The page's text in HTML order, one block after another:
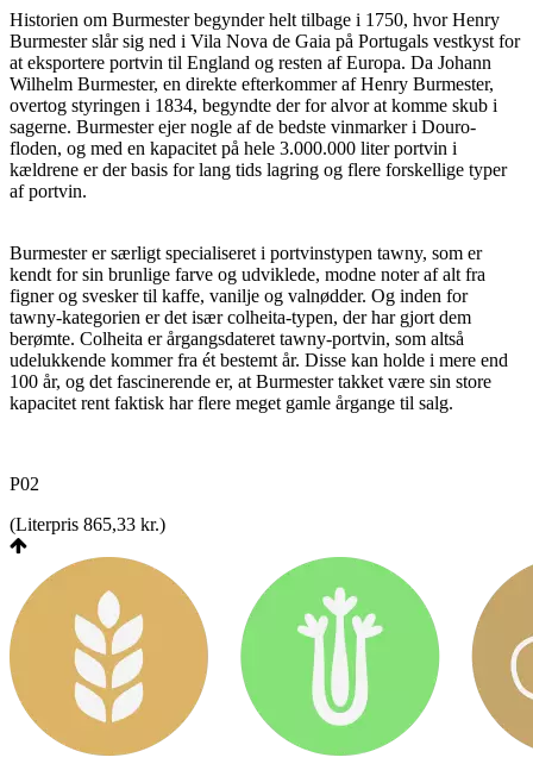
Historien om Burmester begynder helt tilbage i 1750, hvor Henry
Burmester slår sig ned i Vila Nova de Gaia på Portugals vestkyst for
at eksportere portvin til England og resten af Europa. Da Johann
Wilhelm Burmester, en direkte efterkommer af Henry Burmester,
overtog styringen i 1834, begyndte der for alvor at komme skub i
sagerne. Burmester ejer nogle af de bedste vinmarker i Douro-
floden, og med en kapacitet på hele 3.000.000 liter portvin i
kældrene er der basis for lang tids lagring og flere forskellige typer
af portvin.
Burmester er særligt specialiseret i portvinstypen tawny, som er
kendt for sin brunlige farve og udviklede, modne noter af alt fra
figner og svesker til kaffe, vanilje og valnødder. Og inden for
tawny-kategorien er det især colheita-typen, der har gjort dem
berømte. Colheita er årgangsdateret tawny-portvin, som altså
udelukkende kommer fra ét bestemt år. Disse kan holde i mere end
100 år, og det fascinerende er, at Burmester takket være sin store
kapacitet rent faktisk har flere meget gamle årgange til salg.
P02
(Literpris 865,33 kr.)